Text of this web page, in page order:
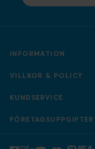
INFORMATION
VILLKOR & POLICY
KUNDSERVICE
FÖRETAGSUPPGIFTER